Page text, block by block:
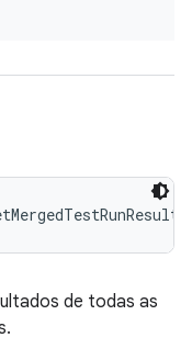
de todas as